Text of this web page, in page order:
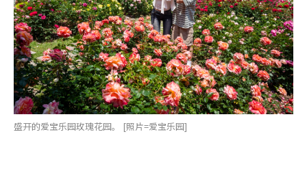
盛开的爱宝乐园玫瑰花园。 [照片=爱宝乐园]